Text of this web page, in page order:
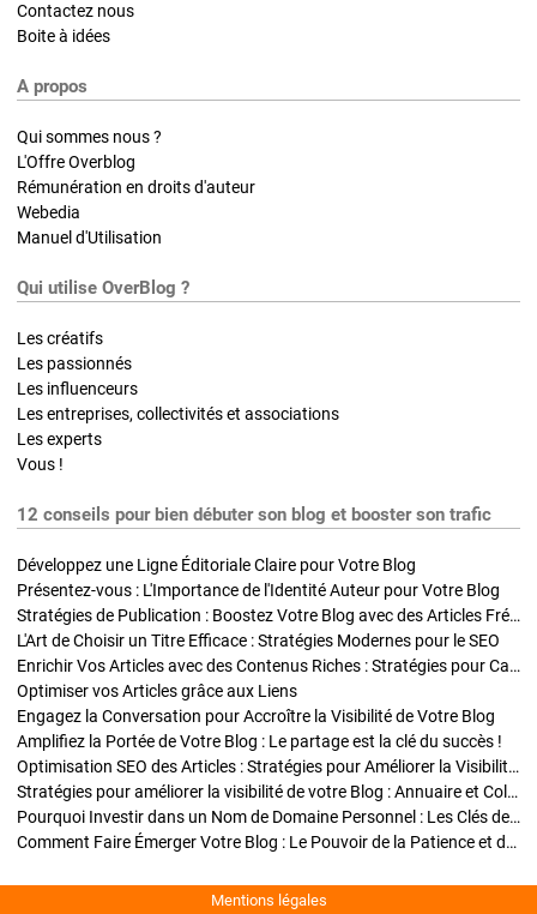
Contactez nous
Boite à idées
A propos
Qui sommes nous ?
L'Offre Overblog
Rémunération en droits d'auteur
Webedia
Manuel d'Utilisation
Qui utilise OverBlog ?
Les créatifs
Les passionnés
Les influenceurs
Les entreprises, collectivités et associations
Les experts
Vous !
12 conseils pour bien débuter son blog et booster son trafic
Développez une Ligne Éditoriale Claire pour Votre Blog
Présentez-vous : L'Importance de l'Identité Auteur pour Votre Blog
Stratégies de Publication : Boostez Votre Blog avec des Articles Fréquents et Exclusifs
L'Art de Choisir un Titre Efficace : Stratégies Modernes pour le SEO
Enrichir Vos Articles avec des Contenus Riches : Stratégies pour Captiver et Optimiser
Optimiser vos Articles grâce aux Liens
Engagez la Conversation pour Accroître la Visibilité de Votre Blog
Amplifiez la Portée de Votre Blog : Le partage est la clé du succès !
Optimisation SEO des Articles : Stratégies pour Améliorer la Visibilité de Votre Blog
Stratégies pour améliorer la visibilité de votre Blog : Annuaire et Collaborations
Pourquoi Investir dans un Nom de Domaine Personnel : Les Clés de la Réussite de Votre Blog
Comment Faire Émerger Votre Blog : Le Pouvoir de la Patience et de la Persévérance
Mentions légales